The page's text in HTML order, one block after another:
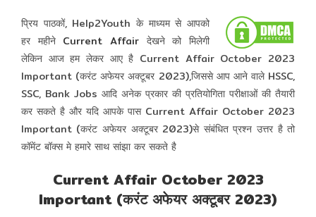
प्रिय पाठकों, Help2Youth के माध्यम से आपको
हर महीने Current Affair देखने को मिलेगी
लेकिन आज हम लेकर आए है Current Affair October 2023
Important (करंट अफेयर अक्टूबर 2023),जिससे आप आने वाले HSSC,
SSC, Bank Jobs आदि अनेक प्रकार की प्रतियोगिता परीक्षाओं की तैयारी
कर सकते है और यदि आपके पास Current Affair October 2023
Important (करंट अफेयर अक्टूबर 2023)से संबंधित प्रश्न उत्तर है तो
कॉमेंट बॉक्स मे हमारे साथ सांझा कर सकते है
Current Affair October 2023
Important (करंट अफेयर अक्टूबर 2023)